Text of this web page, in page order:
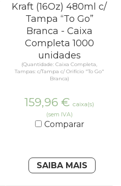
Kraft (16Oz) 480ml c/
Tampa “To Go”
Branca - Caixa
Completa 1000
unidades
(Quantidade: Caixa Completa,
Tampas: c/Tampa c/ Orifício "To Go"
Branca)
159,96 € caixa(s)
(sem IVA)
Comparar
SAIBA MAIS